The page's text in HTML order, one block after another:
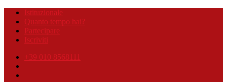
Istituzionale
Quanto tempo hai?
Partecipare
Iscriviti
+39 010 8568111